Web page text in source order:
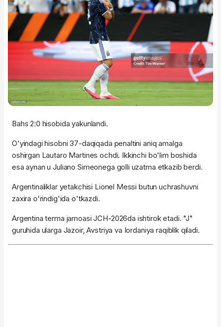
Bahs 2:0 hisobida yakunlandi.
O'yindagi hisobni 37-daqiqada penaltini aniq amalga
oshirgan Lautaro Martines ochdi. Ikkinchi bo'lim boshida
esa aynan u Juliano Simeonega golli uzatma etkazib berdi.
Argentinaliklar yetakchisi Lionel Messi butun uchrashuvni
zaxira o'rindig'ida o'tkazdi.
Argentina terma jamoasi JCH-2026da ishtirok etadi. "J"
guruhida ularga Jazoir, Avstriya va Iordaniya raqiblik qiladi.